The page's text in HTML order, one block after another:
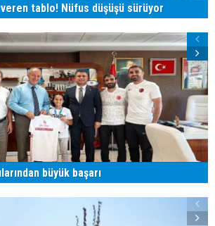
tablo! Nüfus düşüşü sürüyor
büyük başarı